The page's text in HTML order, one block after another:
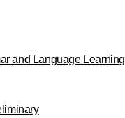
and Language Learning